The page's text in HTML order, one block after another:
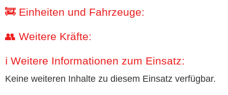
🚒 Einheiten und Fahrzeuge:
👥 Weitere Kräfte:
ℹ️ Weitere Informationen zum Einsatz:
Keine weiteren Inhalte zu diesem Einsatz verfügbar.